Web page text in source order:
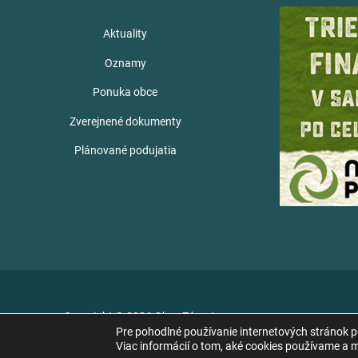
Aktuality
Oznamy
Ponuka obce
Zverejnené dokumenty
Plánované podujatia
Copyright © 2026 Obec Zámutov
Pre pohodlné používanie internetových stránok
Viac informácií o tom, aké cookies používame a